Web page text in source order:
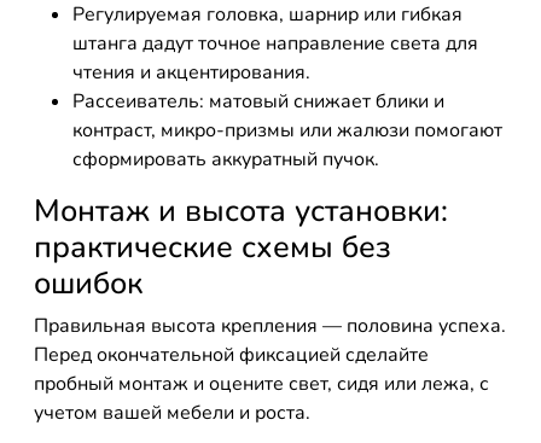
Регулируемая головка, шарнир или гибкая
штанга дадут точное направление света для
чтения и акцентирования.
Рассеиватель: матовый снижает блики и
контраст, микро-призмы или жалюзи помогают
сформировать аккуратный пучок.
Монтаж и высота установки:
практические схемы без
ошибок
Правильная высота крепления — половина успеха.
Перед окончательной фиксацией сделайте
пробный монтаж и оцените свет, сидя или лежа, с
учетом вашей мебели и роста.